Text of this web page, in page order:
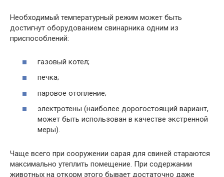
Необходимый температурный режим может быть
достигнут оборудованием свинарника одним из
приспособлений:
газовый котел;
печка;
паровое отопление;
электротены (наиболее дорогостоящий вариант,
может быть использован в качестве экстренной
меры).
Чаще всего при сооружении сарая для свиней стараются
максимально утеплить помещение. При содержании
животных на откорм этого бывает достаточно даже